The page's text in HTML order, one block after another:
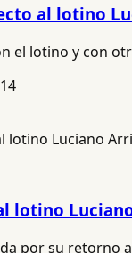
al lotino
el lotino y con
lotino
por su retorno